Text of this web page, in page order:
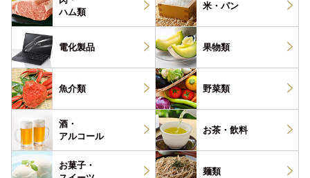
ハム類
米・パン
電化製品 果物類
魚介類 野菜類
酒・
アルコール
お茶・ 飲料
お菓子・
麺類